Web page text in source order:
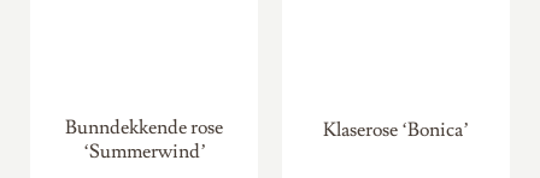
Bunndekkende rose
‘Summerwind’
Klaserose ‘Bonica’